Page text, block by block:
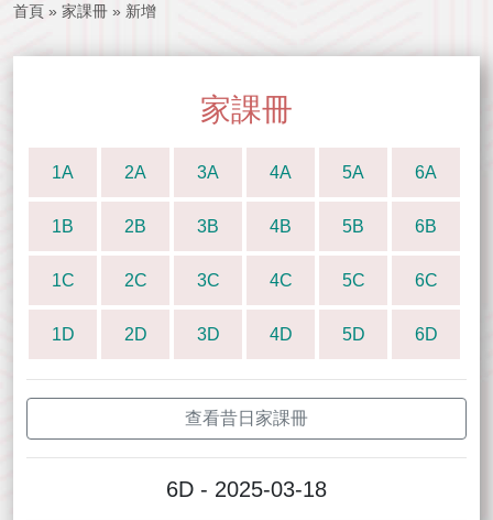
首頁 » 家課冊 » 新增
家課冊
1A 2A 3A 4A 5A 6A
1B 2B 3B 4B 5B 6B
1C 2C 3C 4C 5C 6C
1D 2D 3D 4D 5D 6D
查看昔日家課冊
6D - 2025-03-18